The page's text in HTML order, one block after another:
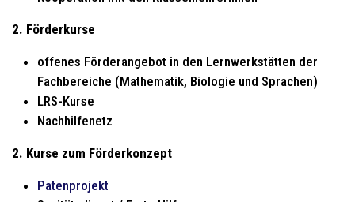
2. Förderkurse
offenes Förderangebot in den Lernwerkstätten der
Fachbereiche (Mathematik, Biologie und Sprachen)
LRS-Kurse
Nachhilfenetz
2. Kurse zum Förderkonzept
Patenprojekt